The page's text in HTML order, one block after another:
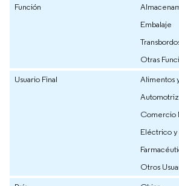
Función
Embalaje
Otras
Usuario Final
Alimentos
Automotriz
Comercio
Eléctrico
Otros